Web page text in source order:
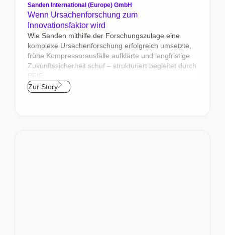
Sanden International (Europe) GmbH
Wenn Ursachenforschung zum
Innovationsfaktor wird
Wie Sanden mithilfe der Forschungszulage eine
komplexe Ursachenforschung erfolgreich umsetzte,
frühe Kompressorausfälle aufklärte und langfristige
Zukunftssicherheit schuf – strukturiert begleitet durch
PFIF.
Zur Story